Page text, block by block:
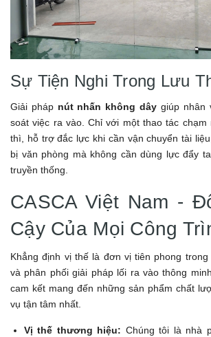
Sự Tiện Nghi Trong Lưu
Giải pháp nút nhấn không dây giúp nhân
soát việc ra vào. Chỉ với một thao tác
thì, hỗ trợ đắc lực khi cần vận chuyển tài
bị văn phòng mà không cần dùng lực đẩy
truyền thống.
CASCA Việt Nam -
Cậy Của Mọi Công
Khẳng định vị thế là đơn vị tiên phong
và phân phối giải pháp lối ra vào thông
cam kết mang đến những sản phẩm chất
vụ tận tâm nhất.
Vị thế thương hiệu: Chúng tôi là nhà